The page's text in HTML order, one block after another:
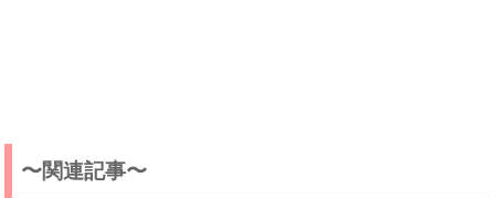
〜関連記事〜